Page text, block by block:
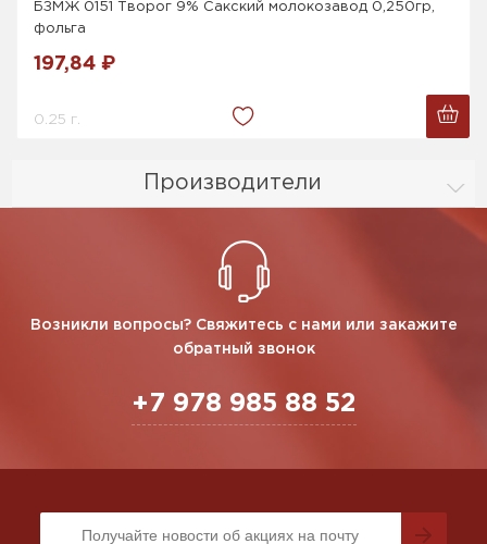
Производители
БЗМЖ 0151 Творог 9% Сакский молокозавод 0,250гр,
фольга
197,84 ₽
0.25 г.
Возникли вопросы? Свяжитесь с нами или закажите
обратный звонок
+7 978 985 88 52